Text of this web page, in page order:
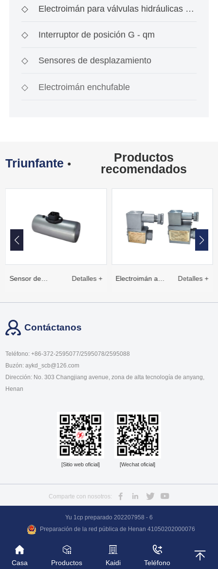
tipo interrup
◇ Electroimán para válvulas hidráulicas a
prueba de
◇ Interruptor de posición G - qm
◇ Sensores de desplazamiento
◇ Electroimán enchufable
Triunfante ●
Productos
recomendados
Sensor de
desplazamiento
lineal inducido
Detalles + Electroimán a
prueba de
Detalles +
Contáctanos
Teléfono: +86-372-2595077/2595078/2595088
Buzón: aykd_scb@126.com
Dirección: No. 303 Changjiang avenue, zona de alta tecnología de anyang,
Henan
[Sitio web oficial] [Wechat oficial]
Comparte con nosotros:
Yu 1cp preparado 202207958 - 6
Preparación de la red pública de Henan 41050202000076
Casa Productos Kaidi Teléfono